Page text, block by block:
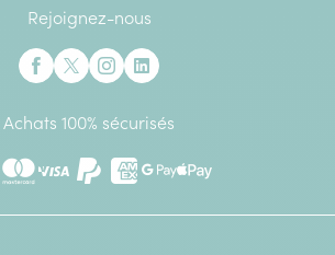
Rejoignez-nous
Achats 100% sécurisés
Mastercard PaypalAmerican Express
Google Pay
Apple Pay